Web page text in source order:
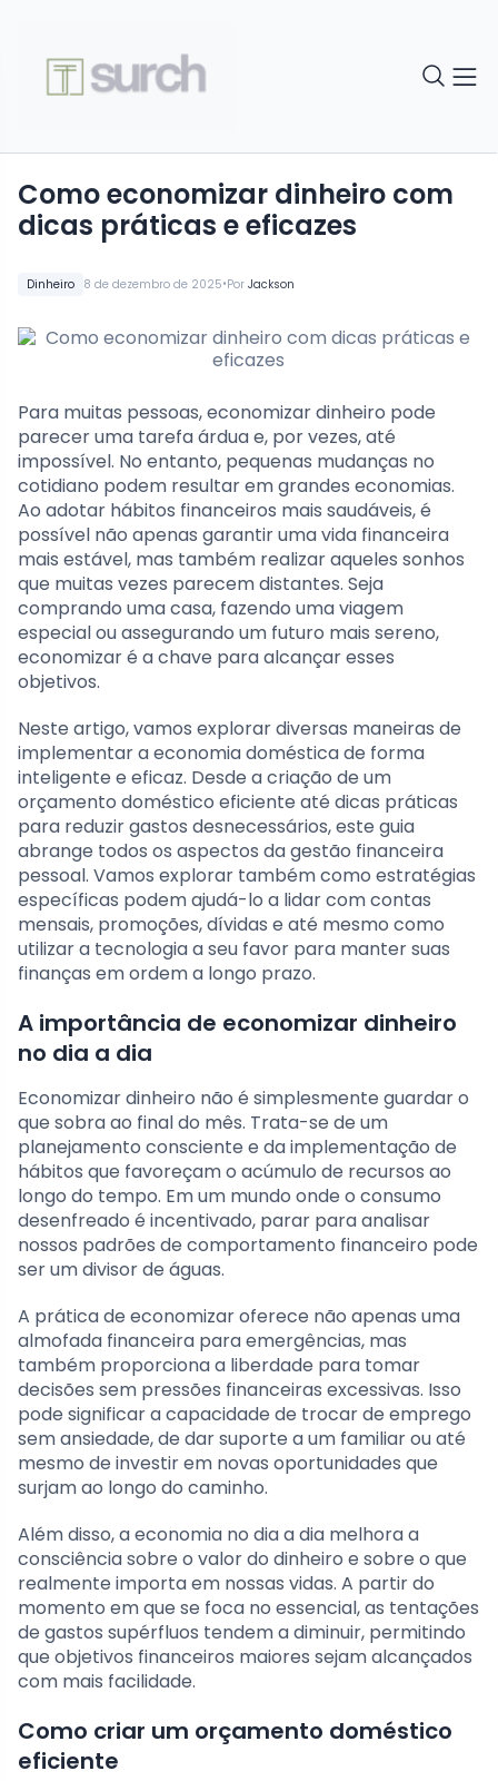
Dinheiro 8 de dezembro de 2025•Por Jackson
Como economizar dinheiro com
dicas práticas e eficazes
Para muitas pessoas, economizar dinheiro pode
parecer uma tarefa árdua e, por vezes, até
impossível. No entanto, pequenas mudanças no
cotidiano podem resultar em grandes economias.
Ao adotar hábitos financeiros mais saudáveis, é
possível não apenas garantir uma vida financeira
mais estável, mas também realizar aqueles sonhos
que muitas vezes parecem distantes. Seja
comprando uma casa, fazendo uma viagem
especial ou assegurando um futuro mais sereno,
economizar é a chave para alcançar esses
objetivos.
Neste artigo, vamos explorar diversas maneiras de
implementar a economia doméstica de forma
inteligente e eficaz. Desde a criação de um
orçamento doméstico eficiente até dicas práticas
para reduzir gastos desnecessários, este guia
abrange todos os aspectos da gestão financeira
pessoal. Vamos explorar também como estratégias
específicas podem ajudá-lo a lidar com contas
mensais, promoções, dívidas e até mesmo como
utilizar a tecnologia a seu favor para manter suas
finanças em ordem a longo prazo.
A importância de economizar dinheiro
no dia a dia
Economizar dinheiro não é simplesmente guardar o
que sobra ao final do mês. Trata-se de um
planejamento consciente e da implementação de
hábitos que favoreçam o acúmulo de recursos ao
longo do tempo. Em um mundo onde o consumo
desenfreado é incentivado, parar para analisar
nossos padrões de comportamento financeiro pode
ser um divisor de águas.
A prática de economizar oferece não apenas uma
almofada financeira para emergências, mas
também proporciona a liberdade para tomar
decisões sem pressões financeiras excessivas. Isso
pode significar a capacidade de trocar de emprego
sem ansiedade, de dar suporte a um familiar ou até
mesmo de investir em novas oportunidades que
surjam ao longo do caminho.
Além disso, a economia no dia a dia melhora a
consciência sobre o valor do dinheiro e sobre o que
realmente importa em nossas vidas. A partir do
momento em que se foca no essencial, as tentações
de gastos supérfluos tendem a diminuir, permitindo
que objetivos financeiros maiores sejam alcançados
com mais facilidade.
Como criar um orçamento doméstico
eficiente